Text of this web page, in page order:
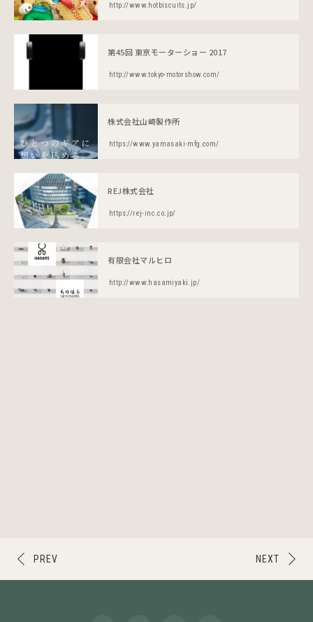
http://www.hotbiscuits.jp/
第45回 東京モーターショー 2017
http://www.tokyo-motorshow.com/
株式会社山崎製作所
https://www.yamasaki-mfg.com/
REJ株式会社
https://rej-inc.co.jp/
有限会社マルヒロ
http://www.hasamiyaki.jp/
NEXT
PREV